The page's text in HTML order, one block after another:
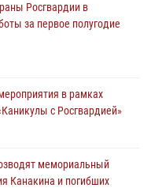
пресечена
реабилитационный центр
области подвели итоги
Росгвардии в
за первое полугодие
в рамках
с Росгвардией»
мемориальный
Канакина и погибших